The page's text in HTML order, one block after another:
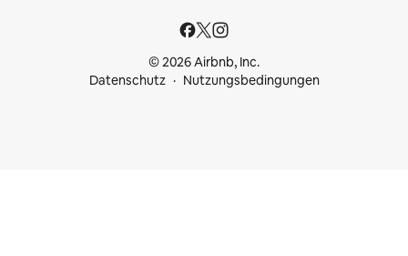
© 2026 Airbnb, Inc.
Datenschutz
Nutzungsbedingungen